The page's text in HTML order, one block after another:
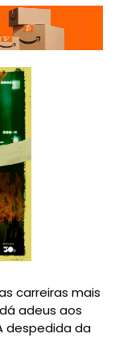
carreiras mais
dá adeus aos
despedida da